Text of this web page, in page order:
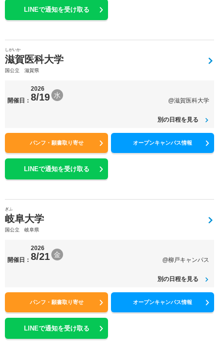
LINEで通知を受け取る
しがいか
滋賀医科大学
国公立 滋賀県
開催日：
2026
8/19 水
@滋賀医科大学
別の日程を見る
パンフ・願書取り寄せ オープンキャンパス情報
LINEで通知を受け取る
ぎふ
岐阜大学
国公立 岐阜県
開催日：
2026
8/21 金
@柳戸キャンパス
別の日程を見る
パンフ・願書取り寄せ オープンキャンパス情報
LINEで通知を受け取る